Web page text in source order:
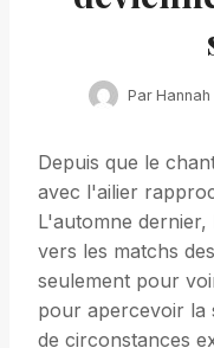
Par Hannah
Depuis que le
avec l'ailier
L'automne
vers les matchs
seulement pour
pour apercevoir la
de circonstances